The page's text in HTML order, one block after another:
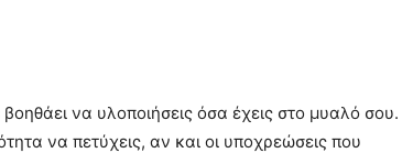
να υλοποιήσεις όσα έχεις στο μυαλό σου.
να πετύχεις, αν και οι υποχρεώσεις που